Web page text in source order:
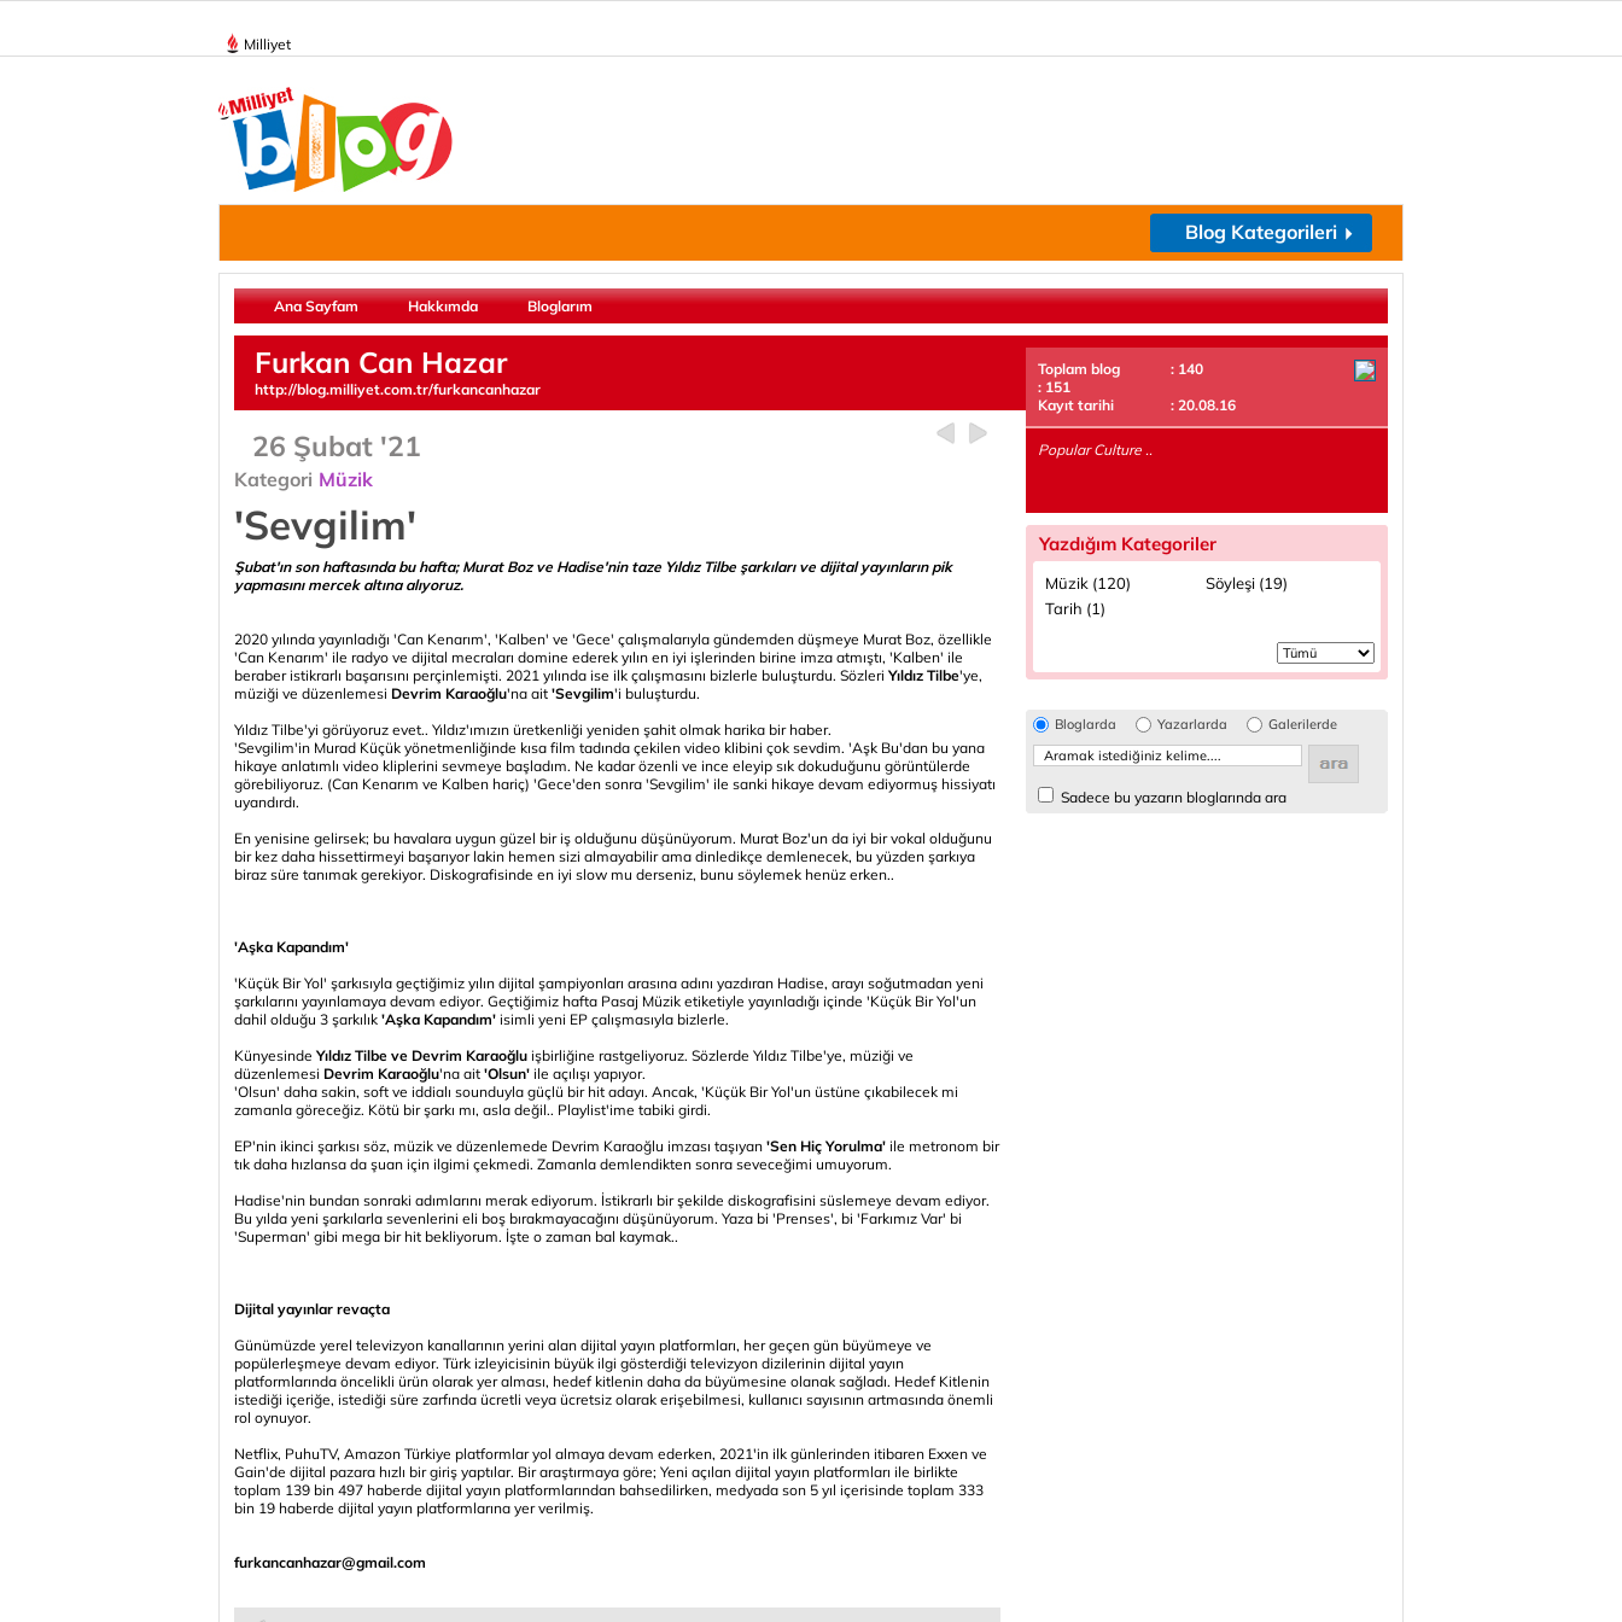
Milliyet
Blog Kategorileri
Ana Sayfam Hakkımda Bloglarım
Furkan Can Hazar
http://blog.milliyet.com.tr/furkancanhazar
26 Şubat '21
Kategori Müzik
'Sevgilim'
Şubat'ın son haftasında bu hafta; Murat Boz ve Hadise'nin taze Yıldız Tilbe şarkıları ve dijital yayınların pik
yapmasını mercek altına alıyoruz.
2020 yılında yayınladığı 'Can Kenarım', 'Kalben' ve 'Gece' çalışmalarıyla gündemden düşmeye Murat Boz, özellikle
'Can Kenarım' ile radyo ve dijital mecraları domine ederek yılın en iyi işlerinden birine imza atmıştı, 'Kalben' ile
beraber istikrarlı başarısını perçinlemişti. 2021 yılında ise ilk çalışmasını bizlerle buluşturdu. Sözleri Yıldız Tilbe'ye,
müziği ve düzenlemesi Devrim Karaoğlu'na ait 'Sevgilim'i buluşturdu.
Yıldız Tilbe'yi görüyoruz evet.. Yıldız'ımızın üretkenliği yeniden şahit olmak harika bir haber.
'Sevgilim'in Murad Küçük yönetmenliğinde kısa film tadında çekilen video klibini çok sevdim. 'Aşk Bu'dan bu yana
hikaye anlatımlı video kliplerini sevmeye başladım. Ne kadar özenli ve ince eleyip sık dokuduğunu görüntülerde
görebiliyoruz. (Can Kenarım ve Kalben hariç) 'Gece'den sonra 'Sevgilim' ile sanki hikaye devam ediyormuş hissiyatı
uyandırdı.
En yenisine gelirsek; bu havalara uygun güzel bir iş olduğunu düşünüyorum. Murat Boz'un da iyi bir vokal olduğunu
bir kez daha hissettirmeyi başarıyor lakin hemen sizi almayabilir ama dinledikçe demlenecek, bu yüzden şarkıya
biraz süre tanımak gerekiyor. Diskografisinde en iyi slow mu derseniz, bunu söylemek henüz erken..
'Aşka Kapandım'
'Küçük Bir Yol' şarkısıyla geçtiğimiz yılın dijital şampiyonları arasına adını yazdıran Hadise, arayı soğutmadan yeni
şarkılarını yayınlamaya devam ediyor. Geçtiğimiz hafta Pasaj Müzik etiketiyle yayınladığı içinde 'Küçük Bir Yol'un
dahil olduğu 3 şarkılık 'Aşka Kapandım' isimli yeni EP çalışmasıyla bizlerle.
Künyesinde Yıldız Tilbe ve Devrim Karaoğlu işbirliğine rastgeliyoruz. Sözlerde Yıldız Tilbe'ye, müziği ve
düzenlemesi Devrim Karaoğlu'na ait 'Olsun' ile açılışı yapıyor.
'Olsun' daha sakin, soft ve iddialı sounduyla güçlü bir hit adayı. Ancak, 'Küçük Bir Yol'un üstüne çıkabilecek mi
zamanla göreceğiz. Kötü bir şarkı mı, asla değil.. Playlist'ime tabiki girdi.
EP'nin ikinci şarkısı söz, müzik ve düzenlemede Devrim Karaoğlu imzası taşıyan 'Sen Hiç Yorulma' ile metronom bir
tık daha hızlansa da şuan için ilgimi çekmedi. Zamanla demlendikten sonra seveceğimi umuyorum.
Hadise'nin bundan sonraki adımlarını merak ediyorum. İstikrarlı bir şekilde diskografisini süslemeye devam ediyor.
Bu yılda yeni şarkılarla sevenlerini eli boş bırakmayacağını düşünüyorum. Yaza bi 'Prenses', bi 'Farkımız Var' bi
'Superman' gibi mega bir hit bekliyorum. İşte o zaman bal kaymak..
Dijital yayınlar revaçta
Günümüzde yerel televizyon kanallarının yerini alan dijital yayın platformları, her geçen gün büyümeye ve
popülerleşmeye devam ediyor. Türk izleyicisinin büyük ilgi gösterdiği televizyon dizilerinin dijital yayın
platformlarında öncelikli ürün olarak yer alması, hedef kitlenin daha da büyümesine olanak sağladı. Hedef Kitlenin
istediği içeriğe, istediği süre zarfında ücretli veya ücretsiz olarak erişebilmesi, kullanıcı sayısının artmasında önemli
rol oynuyor.
Netflix, PuhuTV, Amazon Türkiye platformlar yol almaya devam ederken, 2021'in ilk günlerinden itibaren Exxen ve
Gain'de dijital pazara hızlı bir giriş yaptılar. Bir araştırmaya göre; Yeni açılan dijital yayın platformları ile birlikte
toplam 139 bin 497 haberde dijital yayın platformlarından bahsedilirken, medyada son 5 yıl içerisinde toplam 333
bin 19 haberde dijital yayın platformlarına yer verilmiş.
furkancanhazar@gmail.com
Toplam blog
: 140
: 151
Kayıt tarihi
: 20.08.16
Popular Culture ..
Yazdığım Kategoriler
Müzik (120)
Söyleşi (19)
Tarih (1)
Bloglarda Yazarlarda Galerilerde
Sadece bu yazarın bloglarında ara